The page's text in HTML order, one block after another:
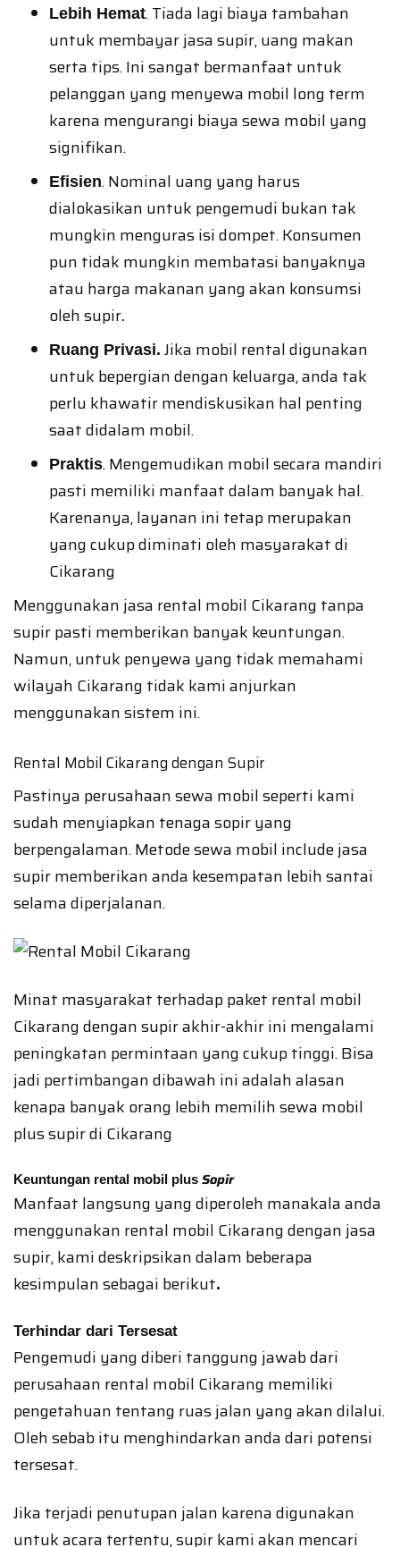
Lebih Hemat. Tiada lagi biaya tambahan
untuk membayar jasa supir, uang makan
serta tips. Ini sangat bermanfaat untuk
pelanggan yang menyewa mobil long term
karena mengurangi biaya sewa mobil yang
signifikan.
Efisien. Nominal uang yang harus
dialokasikan untuk pengemudi bukan tak
mungkin menguras isi dompet. Konsumen
pun tidak mungkin membatasi banyaknya
atau harga makanan yang akan konsumsi
oleh supir.
Ruang Privasi. Jika mobil rental digunakan
untuk bepergian dengan keluarga, anda tak
perlu khawatir mendiskusikan hal penting
saat didalam mobil.
Praktis. Mengemudikan mobil secara mandiri
pasti memiliki manfaat dalam banyak hal.
Karenanya, layanan ini tetap merupakan
yang cukup diminati oleh masyarakat di
Cikarang
Menggunakan jasa rental mobil Cikarang tanpa
supir pasti memberikan banyak keuntungan.
Namun, untuk penyewa yang tidak memahami
wilayah Cikarang tidak kami anjurkan
menggunakan sistem ini.
Rental Mobil Cikarang dengan Supir
Pastinya perusahaan sewa mobil seperti kami
sudah menyiapkan tenaga sopir yang
berpengalaman. Metode sewa mobil include jasa
supir memberikan anda kesempatan lebih santai
selama diperjalanan.
Minat masyarakat terhadap paket rental mobil
Cikarang dengan supir akhir-akhir ini mengalami
peningkatan permintaan yang cukup tinggi. Bisa
jadi pertimbangan dibawah ini adalah alasan
kenapa banyak orang lebih memilih sewa mobil
plus supir di Cikarang
Keuntungan rental mobil plus Sopir
Manfaat langsung yang diperoleh manakala anda
menggunakan rental mobil Cikarang dengan jasa
supir, kami deskripsikan dalam beberapa
kesimpulan sebagai berikut.
Terhindar dari Tersesat
Pengemudi yang diberi tanggung jawab dari
perusahaan rental mobil Cikarang memiliki
pengetahuan tentang ruas jalan yang akan dilalui.
Oleh sebab itu menghindarkan anda dari potensi
tersesat.
Jika terjadi penutupan jalan karena digunakan
untuk acara tertentu, supir kami akan mencari